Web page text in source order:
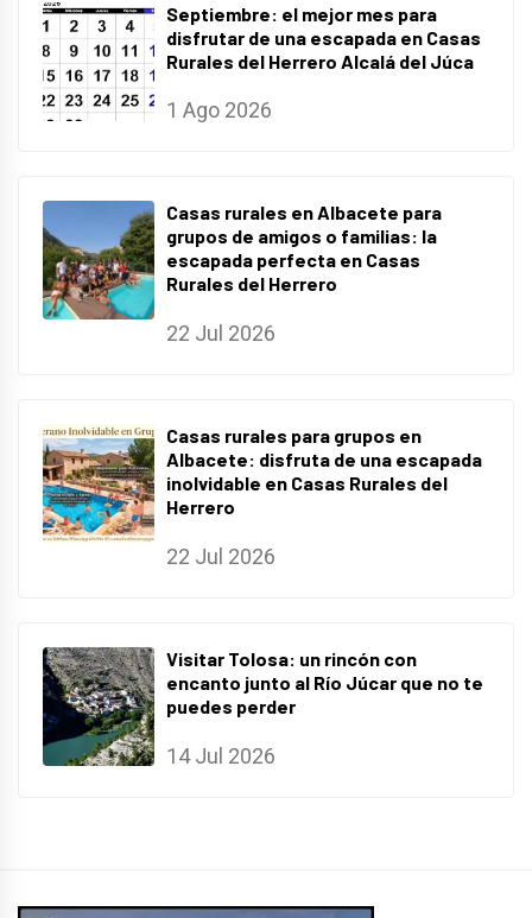
Septiembre: el mejor mes para
disfrutar de una escapada en Casas
Rurales del Herrero Alcalá del Júca
1 Ago 2026
Casas rurales en Albacete para
grupos de amigos o familias: la
escapada perfecta en Casas
Rurales del Herrero
22 Jul 2026
Casas rurales para grupos en
Albacete: disfruta de una escapada
inolvidable en Casas Rurales del
Herrero
22 Jul 2026
Visitar Tolosa: un rincón con
encanto junto al Río Júcar que no te
puedes perder
14 Jul 2026